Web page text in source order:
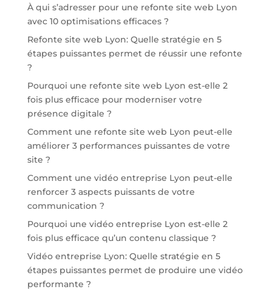
À qui s’adresser pour une refonte site web Lyon
avec 10 optimisations efficaces ?
Refonte site web Lyon: Quelle stratégie en 5
étapes puissantes permet de réussir une refonte
?
Pourquoi une refonte site web Lyon est-elle 2
fois plus efficace pour moderniser votre
présence digitale ?
Comment une refonte site web Lyon peut-elle
améliorer 3 performances puissantes de votre
site ?
Comment une vidéo entreprise Lyon peut-elle
renforcer 3 aspects puissants de votre
communication ?
Pourquoi une vidéo entreprise Lyon est-elle 2
fois plus efficace qu’un contenu classique ?
Vidéo entreprise Lyon: Quelle stratégie en 5
étapes puissantes permet de produire une vidéo
performante ?